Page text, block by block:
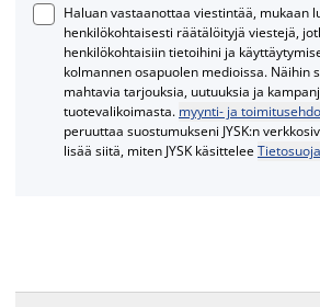
Haluan vastaanottaa viestintää, mukaan
henkilökohtaisesti räätälöityjä viestejä,
henkilökohtaisiin tietoihini ja
kolmannen osapuolen medioissa. Näihin
mahtavia tarjouksia, uutuuksia ja
tuotevalikoimasta. myynti- ja
peruuttaa suostumukseni JYSK:n
lisää siitä, miten JYSK käsittelee